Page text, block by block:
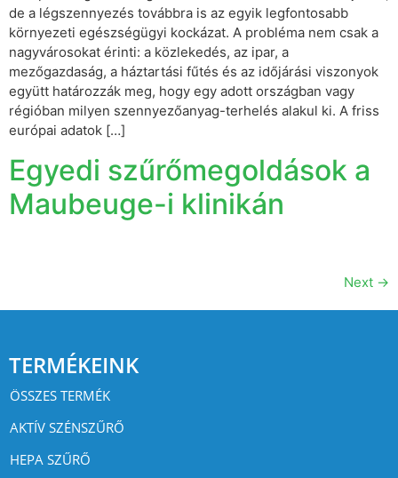
de a légszennyezés továbbra is az egyik legfontosabb
környezeti egészségügyi kockázat. A probléma nem csak a
nagyvárosokat érinti: a közlekedés, az ipar, a
mezőgazdaság, a háztartási fűtés és az időjárási viszonyok
együtt határozzák meg, hogy egy adott országban vagy
régióban milyen szennyezőanyag-terhelés alakul ki. A friss
európai adatok […]
Egyedi szűrőmegoldások a
Maubeuge-i klinikán
Next →
TERMÉKEINK
ÖSSZES TERMÉK
AKTÍV SZÉNSZŰRŐ
HEPA SZŰRŐ